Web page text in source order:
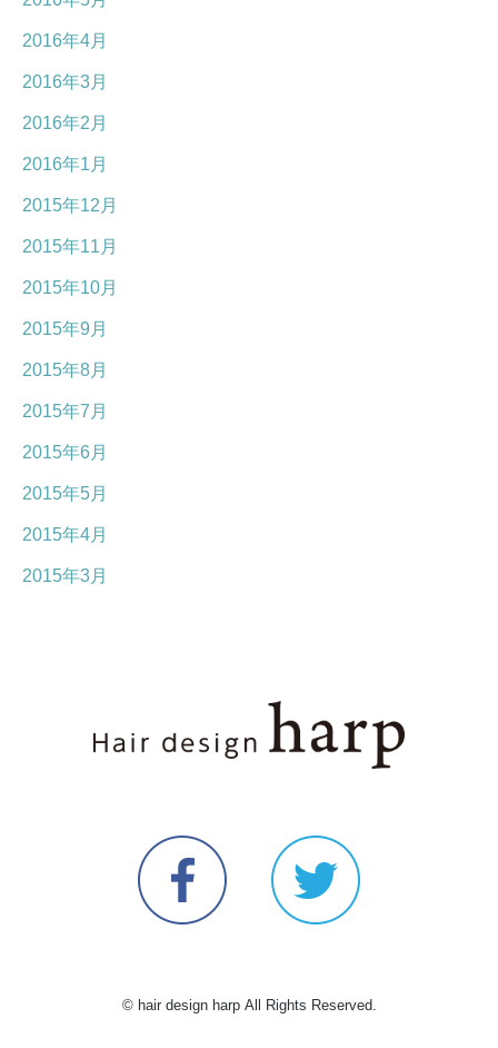
2016年4月
2016年3月
2016年2月
2016年1月
2015年12月
2015年11月
2015年10月
2015年9月
2015年8月
2015年7月
2015年6月
2015年5月
2015年4月
2015年3月
© hair design harp All Rights Reserved.